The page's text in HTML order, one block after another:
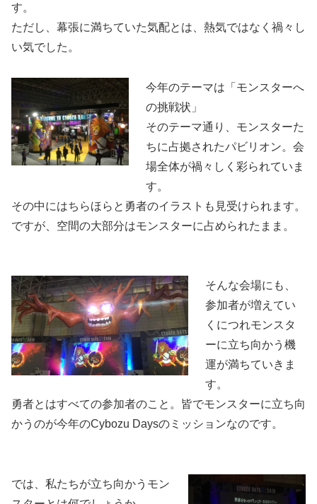
す。
ただし、幕張に満ちていた気配とは、熱気ではなく禍々し
い気でした。
今年のテーマは「モンスターへ
の挑戦状」
そのテーマ通り、モンスターた
ちに占拠されたパビリオン。会
場全体が禍々しく彩られていま
す。
その中にはちらほらと勇者のイラストも見受けられます。
ですが、空間の大部分はモンスターに占められたまま。
そんな会場にも、
参加者が増えてい
くにつれモンスタ
ーに立ち向かう機
運が満ちていきま
す。
勇者とはすべての参加者のこと。皆でモンスターに立ち向
かうのが今年のCybozu Daysのミッションなのです。
では、私たちが立ち向かうモン